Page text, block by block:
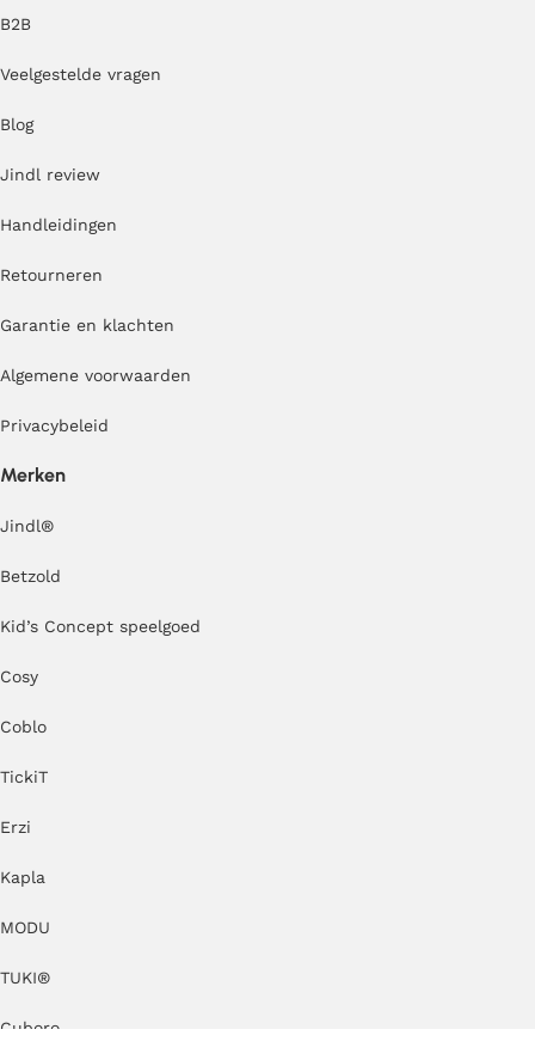
B2B
Veelgestelde vragen
Blog
Jindl review
Handleidingen
Retourneren
Garantie en klachten
Algemene voorwaarden
Privacybeleid
Merken
Jindl®
Betzold
Kid’s Concept speelgoed
Cosy
Coblo
TickiT
Erzi
Kapla
MODU
TUKI®
Cuboro